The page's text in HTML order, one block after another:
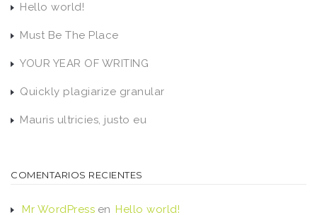
Hello world!
Must Be The Place
YOUR YEAR OF WRITING
Quickly plagiarize granular
Mauris ultricies, justo eu
COMENTARIOS RECIENTES
Mr WordPress en Hello world!